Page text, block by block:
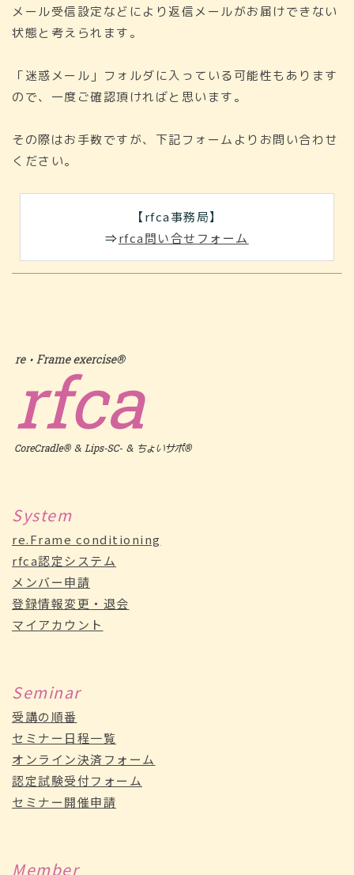
メール受信設定などにより返信メールがお届けできない
状態と考えられます。
「迷惑メール」フォルダに入っている可能性もあります
ので、一度ご確認頂ければと思います。
その際はお手数ですが、下記フォームよりお問い合わせ
ください。
【rfca事務局】
⇒rfca問い合せフォーム
System
re.Frame conditioning
rfca認定システム
メンバー申請
登録情報変更・退会
マイアカウント
Seminar
受講の順番
セミナー日程一覧
オンライン決済フォーム
認定試験受付フォーム
セミナー開催申請
Member